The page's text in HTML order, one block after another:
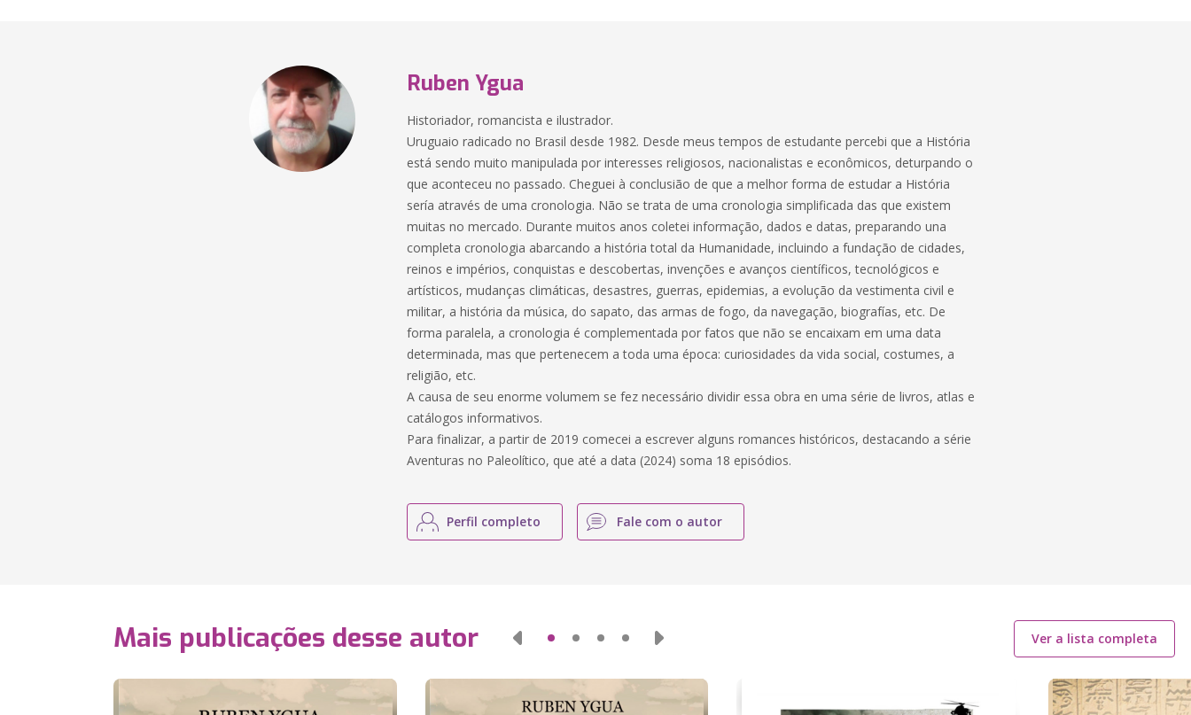
Ruben Ygua
Historiador, romancista e ilustrador.
Uruguaio radicado no Brasil desde 1982. Desde meus tempos de estudante percebi que a História
está sendo muito manipulada por interesses religiosos, nacionalistas e econômicos, deturpando o
que aconteceu no passado. Cheguei à conclusião de que a melhor forma de estudar a História
sería através de uma cronologia. Não se trata de uma cronologia simplificada das que existem
muitas no mercado. Durante muitos anos coletei informação, dados e datas, preparando una
completa cronologia abarcando a história total da Humanidade, incluindo a fundação de cidades,
reinos e impérios, conquistas e descobertas, invenções e avanços científicos, tecnológicos e
artísticos, mudanças climáticas, desastres, guerras, epidemias, a evolução da vestimenta civil e
militar, a história da música, do sapato, das armas de fogo, da navegação, biografías, etc. De
forma paralela, a cronologia é complementada por fatos que não se encaixam em uma data
determinada, mas que pertenecem a toda uma época: curiosidades da vida social, costumes, a
religião, etc.
A causa de seu enorme volumem se fez necessário dividir essa obra en uma série de livros, atlas e
catálogos informativos.
Para finalizar, a partir de 2019 comecei a escrever alguns romances históricos, destacando a série
Aventuras no Paleolítico, que até a data (2024) soma 18 episódios.
Perfil completo Fale com o autor
Mais publicações desse autor Ver a lista completa